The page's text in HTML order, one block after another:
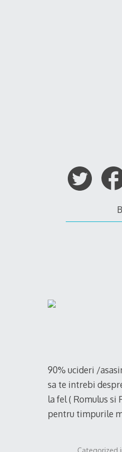
90% ucideri /
sa te intrebi
la fel ( Romulus
pentru timpurile